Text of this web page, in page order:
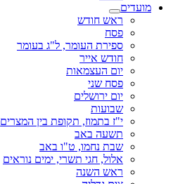
מועדים
ראש חודש
פסח
ספירת העומר, ל"ג בעומר
חודש אייר
יום העצמאות
פסח שני
יום ירושלים
שבועות
י"ז בתמוז, תקופת בין המצרים
תשעה באב
שבת נחמו, ט"ו באב
אלול, חגי תשרי, ימים נוראים
ראש השנה